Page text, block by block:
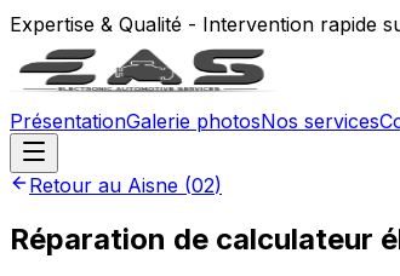
Expertise & Qualité - Intervention rapide
PrésentationGalerie photosNos services
Retour au Aisne (02)
Réparation de calculateur